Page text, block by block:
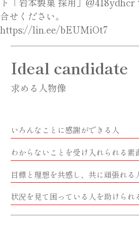
合せください。
https://lin.ee/bEUMiOt7
Ideal candidate
求める人物像
いろんなことに感謝ができる人
わからないことを受け入れられる素
目標と理想を共感し、共に頑張れる
状況を見て困っている人を助けられ